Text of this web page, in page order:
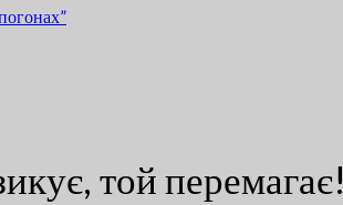
той перемагає!